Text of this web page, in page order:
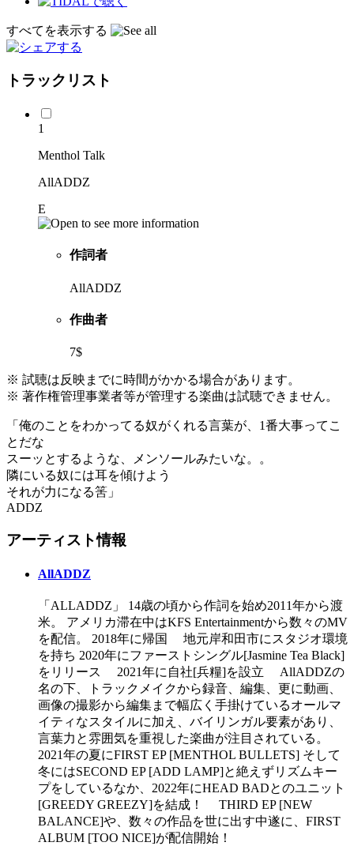
すべてを表示する
トラックリスト
1
Menthol Talk
AllADDZ
E
作詞者
AllADDZ
作曲者
7$
※ 試聴は反映までに時間がかかる場合があります。
※ 著作権管理事業者等が管理する楽曲は試聴できません。
「俺のことをわかってる奴がくれる言葉が、1番大事ってこ
とだな
スーッとするような、メンソールみたいな。。
隣にいる奴には耳を傾けよう
それが力になる筈」
ADDZ
アーティスト情報
AllADDZ
「ALLADDZ」 14歳の頃から作詞を始め2011年から渡
米。 アメリカ滞在中はKFS Entertainmentから数々のMV
を配信。 2018年に帰国 地元岸和田市にスタジオ環境
を持ち 2020年にファーストシングル[Jasmine Tea Black]
をリリース 2021年に自社[兵糧]を設立 AllADDZの
名の下、トラックメイクから録音、編集、更に動画、
画像の撮影から編集まで幅広く手掛けているオールマ
イティなスタイルに加え、バイリンガル要素があり、
言葉力と雰囲気を重視した楽曲が注目されている。
2021年の夏にFIRST EP [MENTHOL BULLETS] そして
冬にはSECOND EP [ADD LAMP]と絶えずリズムキー
プをしているなか、2022年にHEAD BADとのユニット
[GREEDY GREEZY]を結成！ THIRD EP [NEW
BALANCE]や、数々の作品を世に出す中遂に、FIRST
ALBUM [TOO NICE]が配信開始！